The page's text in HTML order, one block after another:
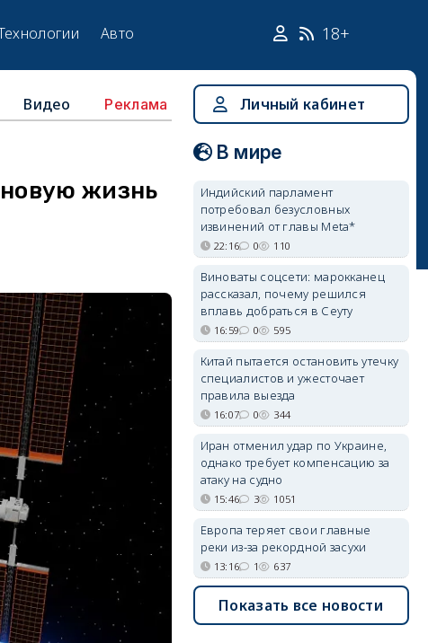
Авто 18+
Видео Реклама
жизнь
Личный кабинет
В мире
Индийский парламент
потребовал безусловных
извинений от главы Meta*
22:16 0 110
Виноваты соцсети: марокканец
рассказал, почему решился
вплавь добраться в Сеуту
16:59 0 595
Китай пытается остановить утечку
специалистов и ужесточает
правила выезда
16:07 0 344
Иран отменил удар по Украине,
однако требует компенсацию за
атаку на судно
15:46 3 1051
Европа теряет свои главные
реки из-за рекордной засухи
13:16 1 637
Показать все новости